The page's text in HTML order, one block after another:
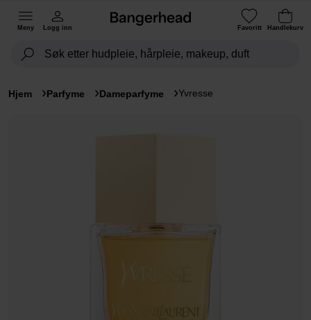
Meny Logg inn Favoritt Handlekurv
Hjem Parfyme Dameparfyme Yvresse